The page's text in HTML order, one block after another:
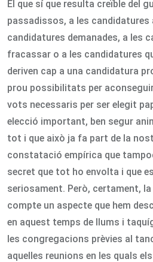
El que sí que resulta creïble del
passadissos, a les candidatures
candidatures demanades, a les
fracassar o a les candidatures
deriven cap a una candidatura
prou possibilitats per
vots necessaris per ser elegit
elecció important, ben segur
tot i que això ja fa part de la
constatació empírica que
secret que tot ho envolta i que
seriosament. Però, certament, la
compte un aspecte que hem
en aquest temps de llums i
les congregacions prèvies al
aquelles reunions en les quals